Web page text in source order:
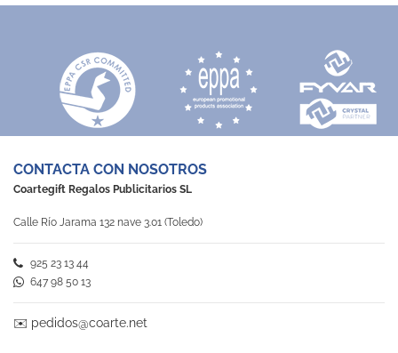
CONTACTA CON NOSOTROS
Coartegift Regalos Publicitarios SL
Calle Río Jarama 132 nave 3.01 (Toledo)
925 23 13 44
647 98 50 13
✉️ pedidos@coarte.net